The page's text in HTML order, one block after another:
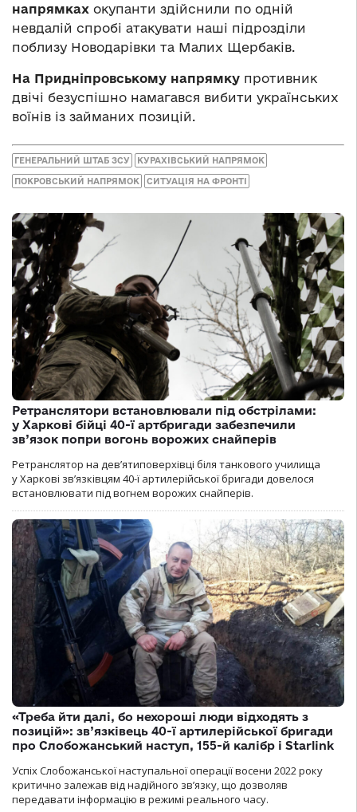
напрямках окупанти здійснили по одній
невдалій спробі атакувати наші підрозділи
поблизу Новодарівки та Малих Щербаків.
На Придніпровському напрямку противник
двічі безуспішно намагався вибити українських
воїнів із займаних позицій.
ГЕНЕРАЛЬНИЙ ШТАБ ЗСУ КУРАХІВСЬКИЙ НАПРЯМОК
ПОКРОВСЬКИЙ НАПРЯМОК СИТУАЦІЯ НА ФРОНТІ
Ретранслятори встановлювали під обстрілами:
у Харкові бійці 40-ї артбригади забезпечили
зв’язок попри вогонь ворожих снайперів
Ретранслятор на дев’ятиповерхівці біля танкового училища
у Харкові зв’язківцям 40-ї артилерійської бригади довелося
встановлювати під вогнем ворожих снайперів.
«Треба йти далі, бо нехороші люди відходять з
позицій»: зв’язківець 40-ї артилерійської бригади
про Слобожанський наступ, 155-й калібр і Starlink
Успіх Слобожанської наступальної операції восени 2022 року
критично залежав від надійного зв’язку, що дозволяв
передавати інформацію в режимі реального часу.